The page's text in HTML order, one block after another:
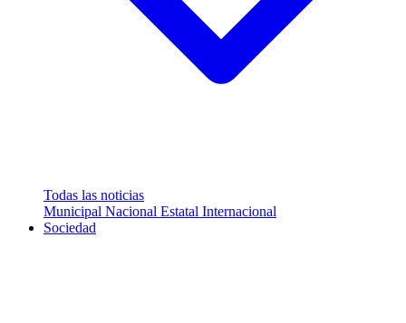
Todas las noticias
Municipal Nacional Estatal Internacional
Sociedad